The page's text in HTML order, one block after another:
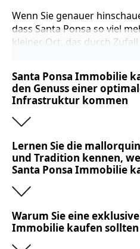
Wenn Sie genauer
dass Santa Ponsa so viel
kleiner Ort, das durch
im positiven Sinn. Denn
dieses Ortes einlassen,
Maße überrascht werden.
Santa Ponsa Immobilie
Wenn Sie eine Santa Ponsa
haben Sie in nächster Nähe
lebenswert macht. Das
Tag aufs Neue über
freuen und immer wieder
kommt, dass Santa Ponsa
Sandstrände verfügt,
einen Abstecher zum Strand
Santa Ponsa Immobilie
den Genuss einer
Infrastruktur kommen
Lernen Sie die
und Tradition kennen,
Santa Ponsa Immobilie
Warum Sie eine
Immobilie kaufen sollten